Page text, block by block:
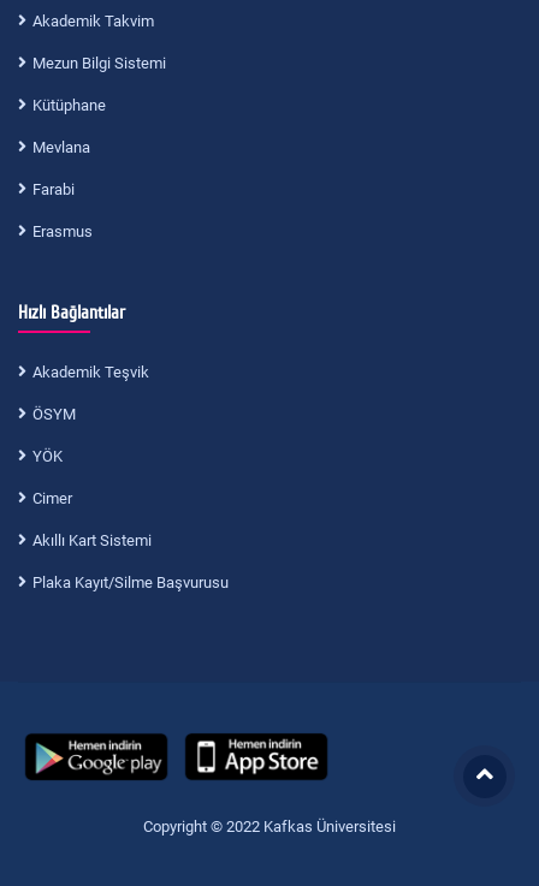
Akademik Takvim
Mezun Bilgi Sistemi
Kütüphane
Mevlana
Farabi
Erasmus
Hızlı Bağlantılar
Akademik Teşvik
ÖSYM
YÖK
Cimer
Akıllı Kart Sistemi
Plaka Kayıt/Silme Başvurusu
Copyright © 2022 Kafkas Üniversitesi